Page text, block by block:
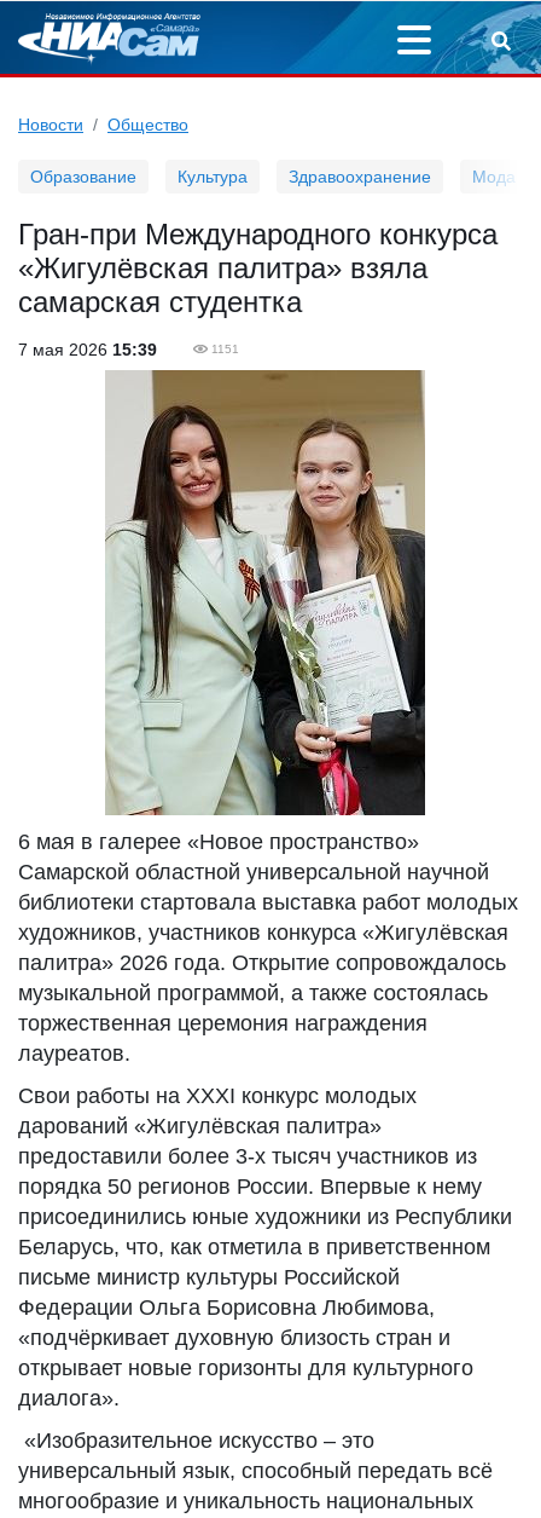
Новости Общество
Образование Культура Здравоохранение Мода
Гран-при Международного конкурса
«Жигулёвская палитра» взяла
самарская студентка
7 мая 2026 15:39 1151
6 мая в галерее «Новое пространство»
Самарской областной универсальной научной
библиотеки стартовала выставка работ молодых
художников, участников конкурса «Жигулёвская
палитра» 2026 года. Открытие сопровождалось
музыкальной программой, а также состоялась
торжественная церемония награждения
лауреатов.
Свои работы на XXXI конкурс молодых
дарований «Жигулёвская палитра»
предоставили более 3-х тысяч участников из
порядка 50 регионов России. Впервые к нему
присоединились юные художники из Республики
Беларусь, что, как отметила в приветственном
письме министр культуры Российской
Федерации Ольга Борисовна Любимова,
«подчёркивает духовную близость стран и
открывает новые горизонты для культурного
диалога».
«Изобразительное искусство – это
универсальный язык, способный передать всё
многообразие и уникальность национальных